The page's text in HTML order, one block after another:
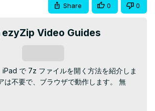
Share 0 0
ezyZip Video Guides
iPad で 7z ファイルを開く方法を紹介しま
は不要で、ブラウザで動作します。 無
jp-7z.html